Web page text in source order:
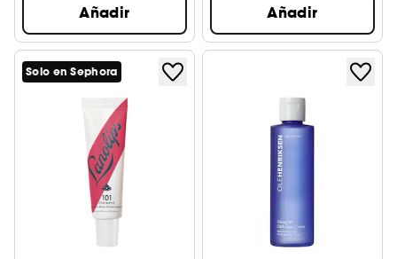
Añadir Añadir
Solo en Sephora